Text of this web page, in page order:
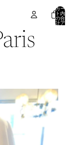
カー
ト内
の合
計ア